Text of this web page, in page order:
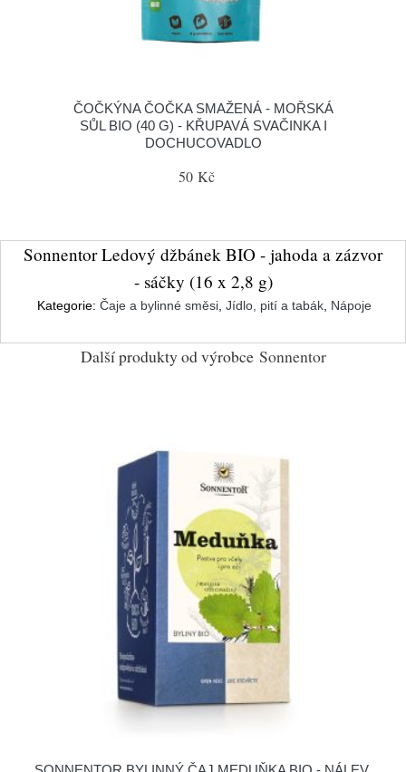
ČOČKÝNA ČOČKA SMAŽENÁ - MOŘSKÁ
SŮL BIO (40 G) - KŘUPAVÁ SVAČINKA I
DOCHUCOVADLO
50 Kč
Sonnentor Ledový džbánek BIO - jahoda a zázvor
- sáčky (16 x 2,8 g)
Kategorie: Čaje a bylinné směsi, Jídlo, pití a tabák, Nápoje
Další produkty od výrobce Sonnentor